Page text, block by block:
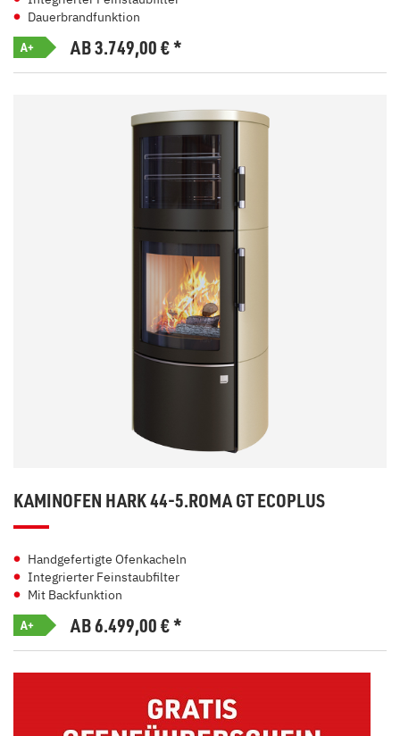
Dauerbrandfunktion
A+ AB 3.749,00€*
KAMINOFEN HARK 44-5.ROMA GT ECOPLUS
Handgefertigte Ofenkacheln
Integrierter Feinstaubfilter
Mit Backfunktion
A+ AB 6.499,00€*